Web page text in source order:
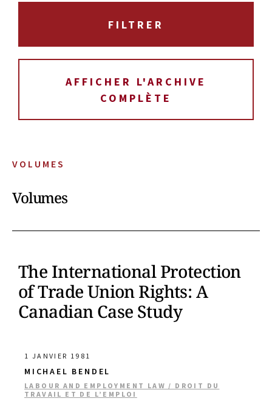
VOLUMES
Volumes
The International Protection
of Trade Union Rights: A
Canadian Case Study
1 JANVIER 1981
MICHAEL BENDEL
LABOUR AND EMPLOYMENT LAW / DROIT DU
TRAVAIL ET DE L’EMPLOI
AFFICHER L'ARCHIVE
COMPLÈTE